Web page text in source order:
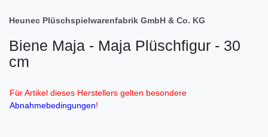
Heunec Plüschspielwarenfabrik GmbH & Co. KG
Biene Maja - Maja Plüschfigur - 30
cm
Für Artikel dieses Herstellers gelten besondere
Abnahmebedingungen!